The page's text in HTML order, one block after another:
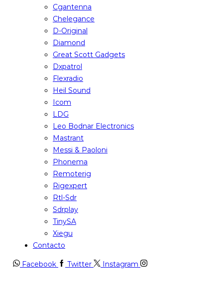
Cgantenna
Chelegance
D-Original
Diamond
Great Scott Gadgets
Dxpatrol
Flexradio
Heil Sound
Icom
LDG
Leo Bodnar Electronics
Mastrant
Messi & Paoloni
Phonema
Remoterig
Rigexpert
Rtl-Sdr
Sdrplay
TinySA
Xiegu
Contacto
Facebook Twitter Instagram